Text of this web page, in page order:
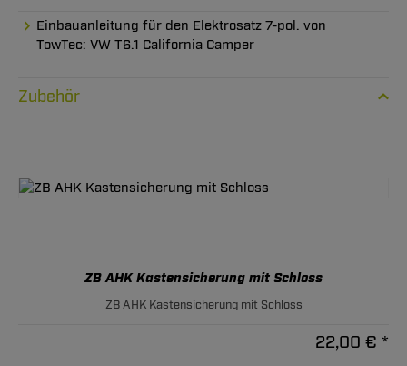
Einbauanleitung für den Elektrosatz 7-pol. von
TowTec: VW T6.1 California Camper
Zubehör
ZB AHK Kastensicherung mit Schloss
ZB AHK Kastensicherung mit Schloss
22,00 € *